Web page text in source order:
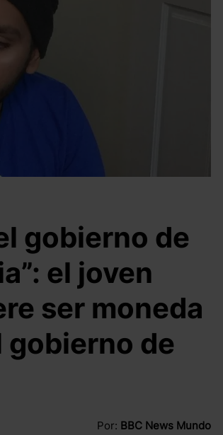
gobierno de
el joven
ser moneda
gobierno de
Por: BBC News Mundo